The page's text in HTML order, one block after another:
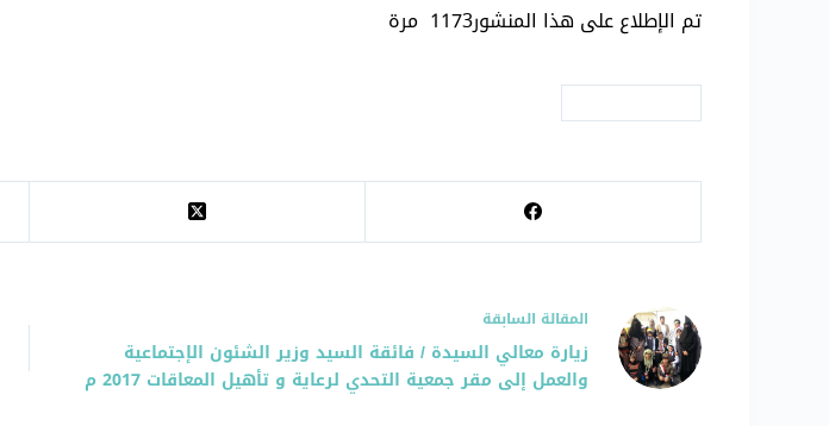
تم الإطلاع على هذا المنشور1173 مرة
المقالة السابقة
زيارة معالي السيدة / فائقة السيد وزير الشئون الإجتماعية
والعمل إلى مقر جمعية التحدي لرعاية و تأهيل المعاقات 2017 م